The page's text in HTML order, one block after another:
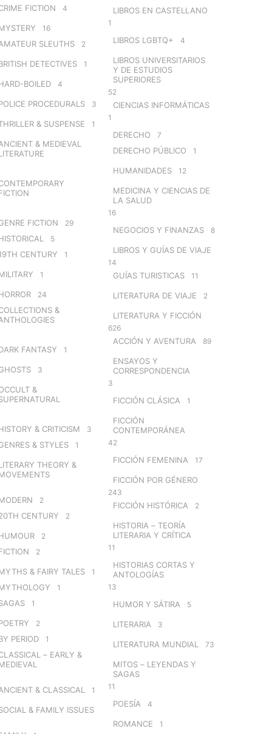
FICTION 4
16
SLEUTHS 2
DETECTIVES 1
BOILED 4
PROCEDURALS 3
& SUSPENSE 1
& MEDIEVAL
FICTION 29
5
CENTURY 1
1
24
&
FANTASY 1
3
&
& CRITICISM 3
& STYLES 1
THEORY &
2
CENTURY 2
2
2
& FAIRY TALES 1
1
1
2
PERIOD 1
– EARLY &
& CLASSICAL 1
& FAMILY ISSUES
LIBROS EN CASTELLANO
1
LIBROS LGBTQ+ 4
LIBROS UNIVERSITARIOS
Y DE ESTUDIOS
SUPERIORES
52
CIENCIAS INFORMÁTICAS
1
DERECHO 7
DERECHO PÚBLICO 1
HUMANIDADES 12
MEDICINA Y CIENCIAS DE
LA SALUD
16
NEGOCIOS Y FINANZAS 8
LIBROS Y GUÍAS DE VIAJE
14
GUÍAS TURISTICAS 11
LITERATURA DE VIAJE 2
LITERATURA Y FICCIÓN
626
ACCIÓN Y AVENTURA 89
ENSAYOS Y
CORRESPONDENCIA
3
FICCIÓN CLÁSICA 1
FICCIÓN
CONTEMPORÁNEA
42
FICCIÓN FEMENINA 17
FICCIÓN POR GÉNERO
243
FICCIÓN HISTÓRICA 2
HISTORIA – TEORÍA
LITERARIA Y CRÍTICA
11
HISTORIAS CORTAS Y
ANTOLOGÍAS
13
HUMOR Y SÁTIRA 5
LITERARIA 3
LITERATURA MUNDIAL 73
MITOS – LEYENDAS Y
SAGAS
11
POESÍA 4
ROMANCE 1